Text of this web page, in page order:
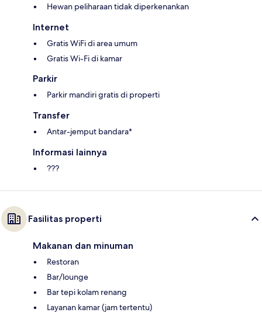
Hewan peliharaan tidak diperkenankan
Internet
Gratis WiFi di area umum
Gratis Wi-Fi di kamar
Parkir
Parkir mandiri gratis di properti
Transfer
Antar-jemput bandara*
Informasi lainnya
???
Fasilitas properti
Makanan dan minuman
Restoran
Bar/lounge
Bar tepi kolam renang
Layanan kamar (jam tertentu)